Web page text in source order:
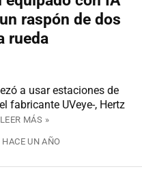
raspón de dos
rueda
a usar estaciones de
fabricante UVeye-, Hertz
LEER MÁS »
HACE UN AÑO